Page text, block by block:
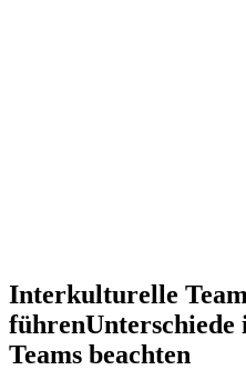
Interkulturelle
führen
Teams beachten